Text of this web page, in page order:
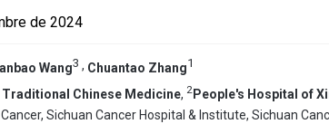
de 2024
Wang3 , Chuantao Zhang1
Chinese Medicine, 2 People's Hospital of
Sichuan Cancer Hospital & Institute, Sichuan